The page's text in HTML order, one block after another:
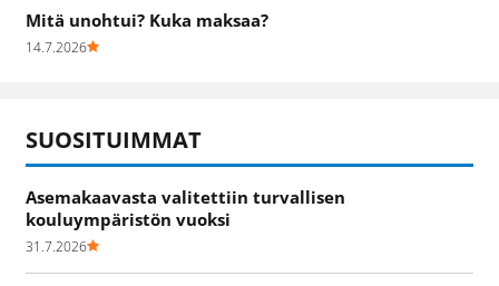
Mitä unohtui? Kuka maksaa?
14.7.2026
SUOSITUIMMAT
Asemakaavasta valitettiin turvallisen
kouluympäristön vuoksi
31.7.2026